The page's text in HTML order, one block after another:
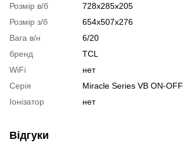
Розмір в/б
728х285х205
Розмір з/б
654х507х276
Вага в/н
6/20
бренд
TCL
WiFi
нет
Серія
Miracle Series VB ON-OFF
Іонізатор
нет
Відгуки